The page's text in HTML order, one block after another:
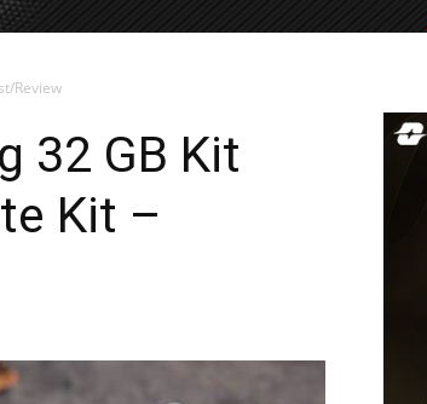
Review
32 GB Kit
Kit –